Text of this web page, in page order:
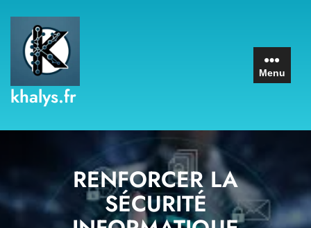
content
khalys.fr
Menu
RENFORCER LA
SÉCURITÉ